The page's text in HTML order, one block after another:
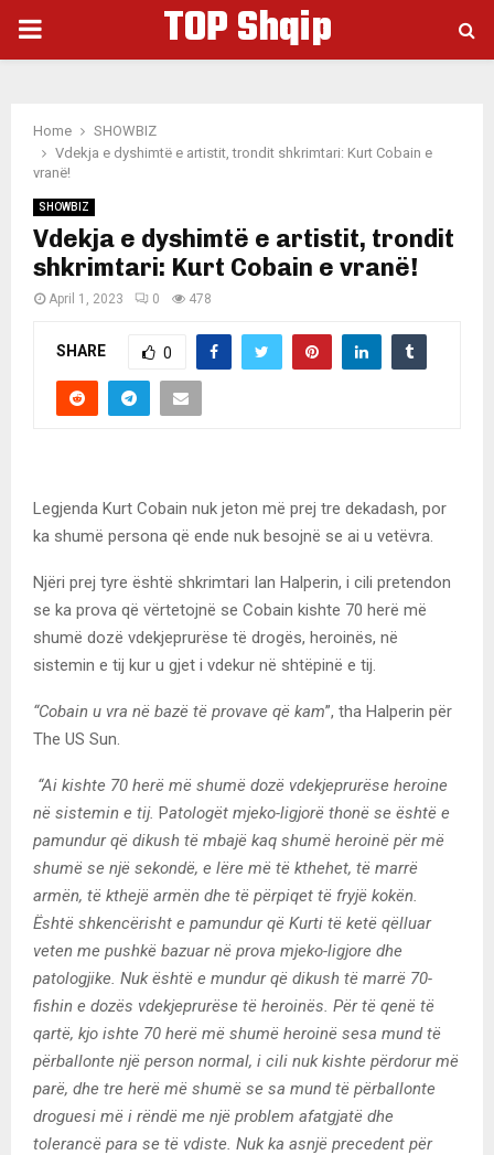
PRIMARY
TOP Shqip
Home
SHOWBIZ
Vdekja e dyshimtë e artistit, trondit shkrimtari: Kurt Cobain e
vranë!
SHOWBIZ
Vdekja e dyshimtë e artistit, trondit
shkrimtari: Kurt Cobain e vranë!
April 1, 2023 0 478
SHARE 0
Legjenda Kurt Cobain nuk jeton më prej tre dekadash, por
ka shumë persona që ende nuk besojnë se ai u vetëvra.
Njëri prej tyre është shkrimtari Ian Halperin, i cili pretendon
se ka prova që vërtetojnë se Cobain kishte 70 herë më
shumë dozë vdekjeprurëse të drogës, heroinës, në
sistemin e tij kur u gjet i vdekur në shtëpinë e tij.
“Cobain u vra në bazë të provave që kam”, tha Halperin për
The US Sun.
“Ai kishte 70 herë më shumë dozë vdekjeprurëse heroine
në sistemin e tij. Patologët mjeko-ligjorë thonë se është e
pamundur që dikush të mbajë kaq shumë heroinë për më
shumë se një sekondë, e lëre më të kthehet, të marrë
armën, të kthejë armën dhe të përpiqet të fryjë kokën.
Është shkencërisht e pamundur që Kurti të ketë qëlluar
veten me pushkë bazuar në prova mjeko-ligjore dhe
patologjike. Nuk është e mundur që dikush të marrë 70-
fishin e dozës vdekjeprurëse të heroinës. Për të qenë të
qartë, kjo ishte 70 herë më shumë heroinë sesa mund të
përballonte një person normal, i cili nuk kishte përdorur më
parë, dhe tre herë më shumë se sa mund të përballonte
droguesi më i rëndë me një problem afatgjatë dhe
tolerancë para se të vdiste. Nuk ka asnjë precedent për